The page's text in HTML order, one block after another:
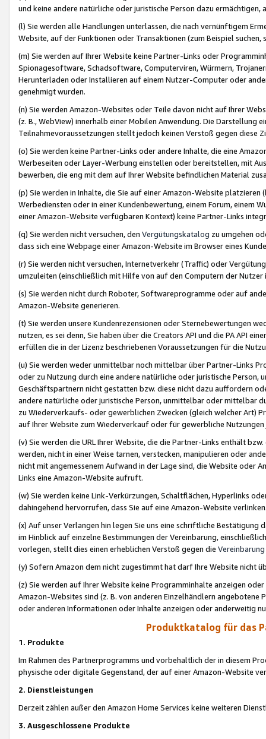
und keine andere natürliche oder juristische Person dazu
(l) Sie werden alle Handlungen unterlassen, die nach vernünftigem
Website, auf der Funktionen oder Transaktionen (zum Beispiel
(m) Sie werden auf Ihrer Website keine Partner-Links oder
Spionagesoftware, Schadsoftware, Computerviren, Würmern,
Herunterladen oder Installieren auf einem Nutzer-Computer oder
genehmigt wurden.
(n) Sie werden Amazon-Websites oder Teile davon nicht auf Ihrer
(z. B., WebView) innerhalb einer Mobilen Anwendung. Die Darstellung
Teilnahmevoraussetzungen stellt jedoch keinen Verstoß gegen diese
(o) Sie werden keine Partner-Links oder andere Inhalte, die eine
Werbeseiten oder Layer-Werbung einstellen oder bereitstellen, mit
bewerben, die eng mit dem auf Ihrer Website befindlichen Material
(p) Sie werden in Inhalte, die Sie auf einer Amazon-Website
Werbediensten oder in einer Kundenbewertung, einem Forum, einem
einer Amazon-Website verfügbaren Kontext) keine Partner-Links
(q) Sie werden nicht versuchen, den Vergütungskatalog zu umgehen
dass sich eine Webpage einer Amazon-Website im Browser eines
(r) Sie werden nicht versuchen, Internetverkehr (Traffic) oder
umzuleiten (einschließlich mit Hilfe von auf den Computern der
(s) Sie werden nicht durch Roboter, Softwareprogramme oder auf
Amazon-Website generieren.
(t) Sie werden unsere Kundenrezensionen oder Sternebewertungen
nutzen, es sei denn, Sie haben über die Creators API und die PA API
erfüllen die in der Lizenz beschriebenen Voraussetzungen für die
(u) Sie werden weder unmittelbar noch mittelbar über Partner-Links
oder zu Nutzung durch eine andere natürliche oder juristische
Geschäftspartnern nicht gestatten bzw. diese nicht dazu auffordern
andere natürliche oder juristische Person, unmittelbar oder mittelbar
zu Wiederverkaufs- oder gewerblichen Zwecken (gleich welcher Art)
auf Ihrer Website zum Wiederverkauf oder für gewerbliche
(v) Sie werden die URL Ihrer Website, die die Partner-Links enthält
werden, nicht in einer Weise tarnen, verstecken, manipulieren oder
nicht mit angemessenem Aufwand in der Lage sind, die Website oder
Links eine Amazon-Website aufruft.
(w) Sie werden keine Link-Verkürzungen, Schaltflächen, Hyperlinks
dahingehend hervorrufen, dass Sie auf eine Amazon-Website
(x) Auf unser Verlangen hin legen Sie uns eine schriftliche
im Hinblick auf einzelne Bestimmungen der Vereinbarung,
vorlegen, stellt dies einen erheblichen Verstoß gegen die Vereinbarung
(y) Sofern Amazon dem nicht zugestimmt hat darf Ihre Website nicht
(z) Sie werden auf Ihrer Website keine Programminhalte anzeigen
Amazon-Websites sind (z. B. von anderen Einzelhändlern
oder anderen Informationen oder Inhalte anzeigen oder anderweitig
Produktkatalog für das
1. Produkte
Im Rahmen des Partnerprogramms und vorbehaltlich der in diesem
physische oder digitale Gegenstand, der auf einer Amazon-Website
2. Dienstleistungen
Derzeit zählen außer den Amazon Home Services keine weiteren
3. Ausgeschlossene Produkte